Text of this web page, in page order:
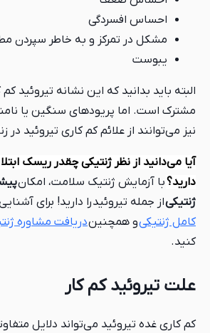
احساس افسردگی
مشکل در تمرکز و به خاطر سپردن
یبوست
البته باید بدانید که این نشانه تیروئید
مشترک است. اما پریودهای سنگین یا
نیز می‌توانند از علائم کم کاری تیروئید در
آیا می‌دانید از نظر ژنتیکی چقدر ریسک ابتلا
دارید؟با آزمایش ژنتیک سلامت، امکان
ژنتیکیاز جمله تیروئید را دارید! برای
کامل ژنتیکیو همچنیندریافت مشاوره
کنید.
علت تیروئید کم کار
کم کاری غده تیروئید می‌تواند دلایل